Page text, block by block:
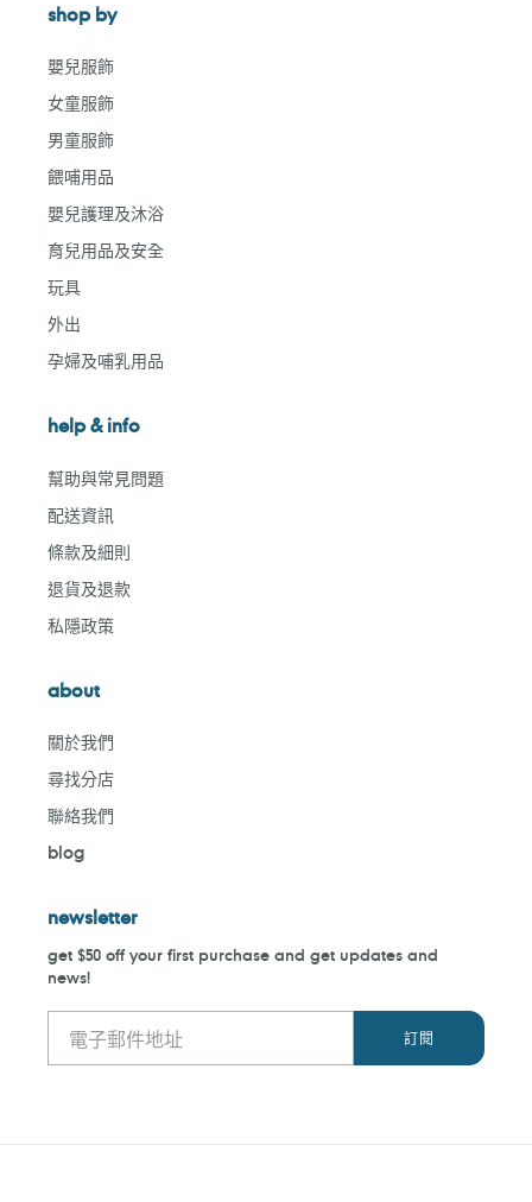
shop by
嬰兒服飾
女童服飾
男童服飾
餵哺用品
嬰兒護理及沐浴
育兒用品及安全
玩具
外出
孕婦及哺乳用品
help & info
幫助與常見問題
配送資訊
條款及細則
退貨及退款
私隱政策
about
關於我們
尋找分店
聯絡我們
blog
newsletter
get $50 off your first purchase and get updates and
news!